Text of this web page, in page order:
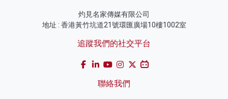
灼見名家傳媒有限公司
地址 : 香港黃竹坑道21號環匯廣場10樓1002室
追蹤我們的社交平台
聯絡我們